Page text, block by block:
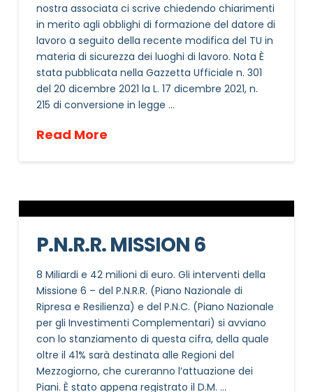
nostra associata ci scrive chiedendo chiarimenti
in merito agli obblighi di formazione del datore di
lavoro a seguito della recente modifica del TU in
materia di sicurezza dei luoghi di lavoro. Nota È
stata pubblicata nella Gazzetta Ufficiale n. 301
del 20 dicembre 2021 la L. 17 dicembre 2021, n.
215 di conversione in legge …
Read More
P.N.R.R. MISSION 6
8 Miliardi e 42 milioni di euro. Gli interventi della
Missione 6 – del P.N.R.R. (Piano Nazionale di
Ripresa e Resilienza) e del P.N.C. (Piano Nazionale
per gli Investimenti Complementari) si avviano
con lo stanziamento di questa cifra, della quale
oltre il 41% sarà destinata alle Regioni del
Mezzogiorno, che cureranno l’attuazione dei
Piani. È stato appena registrato il D.M. …